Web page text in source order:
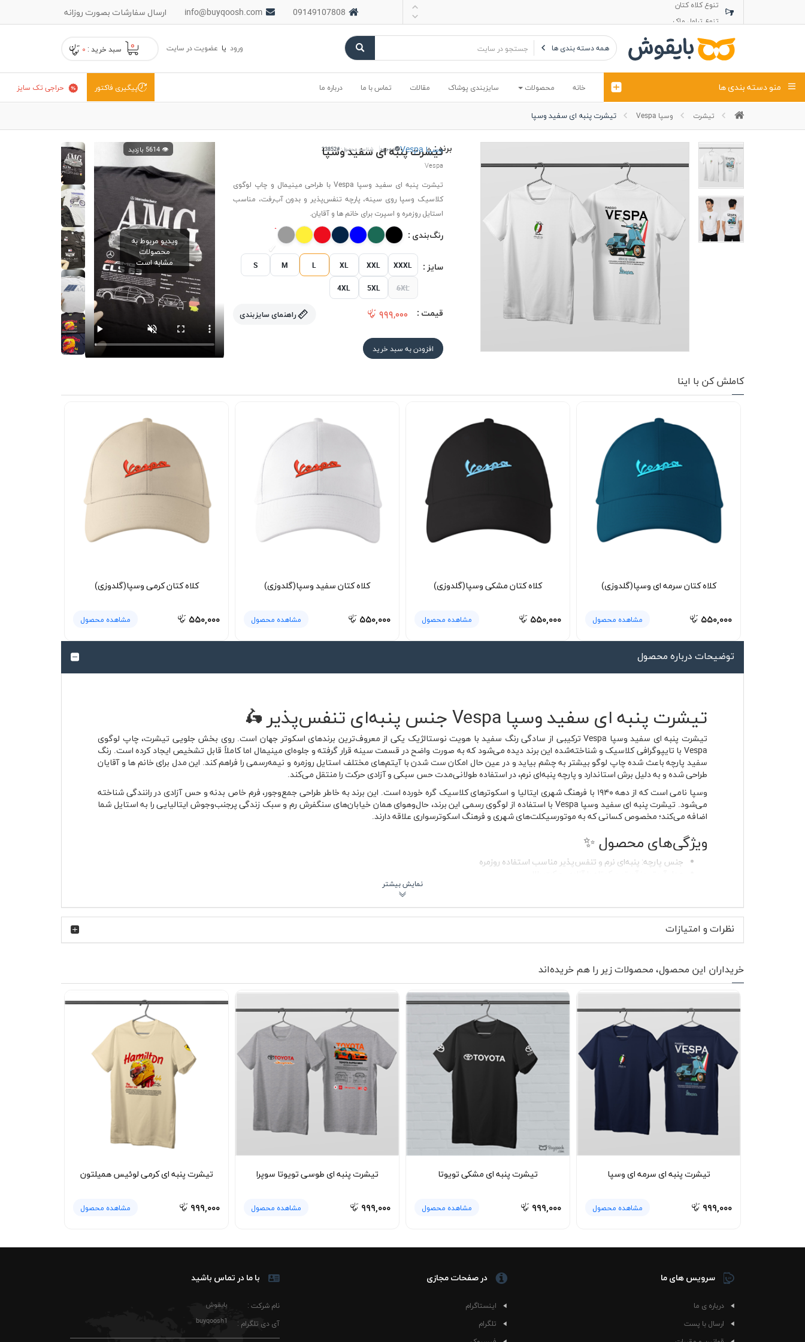
تنوع تراول ماک
تنوع کلاه پشت توری
تنوع کلاه کتان
ارسال سفارشات بصورت روزانه info@buyqoosh.com 09149107808
همه دسته بندی ها ۰ سبد خرید : ۰ ورود یا عضویت در سایت
حراجی تک سایز پیگیری فاکتور خانه محصولات سایزبندی پوشاک مقالات تماس با ما درباره ما منو دسته بندی ها
پولوشرت آستین بلند
گردنی کلاه شو
تیشرت وسپا Vespa تیشرت پنبه ای سفید وسپا
تیشرت پنبه ای سفید وسپا
Vespa
برند :وسپا Vespa موجود شناسه محصول:#23852
تیشرت پنبه ای سفید وسپا Vespa با طراحی مینیمال و چاپ لوگوی
کلاسیک وسپا روی سینه، پارچه تنفس‌پذیر و بدون آب‌رفت، مناسب
استایل روزمره و اسپرت برای خانم ها و آقایان.
رنگ‌بندی :
سایز : S M L XL XXL XXXL
4XL 5XL 6XL
قیمت : ۹۹۹,۰۰۰ راهنمای سایزبندی
افزودن به سبد خرید
👁️ 5614 بازدید
ویدیو مربوط به
محصولات
مشابه است
کاملش کن با اینا
کلاه کتان سرمه ای وسپا(گلدوزی)
۵۵۰,۰۰۰ مشاهده محصول
کلاه کتان مشکی وسپا(گلدوزی)
۵۵۰,۰۰۰ مشاهده محصول
کلاه کتان سفید وسپا(گلدوزی)
۵۵۰,۰۰۰ مشاهده محصول
کلاه کتان کرمی وسپا(گلدوزی)
۵۵۰,۰۰۰ مشاهده محصول
توضیحات درباره محصول
تیشرت پنبه ای سفید وسپا Vespa جنس پنبه‌ای تنفس‌پذیر 🛵
تیشرت پنبه ای سفید وسپا Vespa ترکیبی از سادگی رنگ سفید با هویت نوستالژیک یکی از معروف‌ترین برندهای اسکوتر جهان است. روی بخش جلویی تیشرت، چاپ لوگوی
Vespa با تایپوگرافی کلاسیک و شناخته‌شده این برند دیده می‌شود که به صورت واضح در قسمت سینه قرار گرفته و جلوه‌ای مینیمال اما کاملاً قابل تشخیص ایجاد کرده است. رنگ
سفید پارچه باعث شده چاپ لوگو بیشتر به چشم بیاید و در عین حال امکان ست شدن با آیتم‌های مختلف استایل روزمره و نیمه‌رسمی را فراهم کند. این مدل برای خانم ها و آقایان
طراحی شده و به دلیل برش استاندارد و پارچه پنبه‌ای نرم، در استفاده طولانی‌مدت حس سبکی و آزادی حرکت را منتقل می‌کند.
وسپا نامی است که از دهه ۱۹۴۰ با فرهنگ شهری ایتالیا و اسکوترهای کلاسیک گره خورده است. این برند به خاطر طراحی جمع‌وجور، فرم خاص بدنه و حس آزادی در رانندگی شناخته
می‌شود. تیشرت پنبه ای سفید وسپا Vespa با استفاده از لوگوی رسمی این برند، حال‌وهوای همان خیابان‌های سنگفرش رم و سبک زندگی پرجنب‌وجوش ایتالیایی را به استایل شما
اضافه می‌کند؛ مخصوص کسانی که به موتورسیکلت‌های شهری و فرهنگ اسکوترسواری علاقه دارند.
ویژگی‌های محصول ✨
جنس پارچه: پنبه‌ای نرم و تنفس‌پذیر مناسب استفاده روزمره
بدون پرزدهی و بدون آب‌رفت در صورت شستشوی صحیح
مناسب استایل زنانه و مردانه و استفاده مشترک
رنگ سفید خنثی و قابل ست با انواع آیتم‌های کمد لباس
به‌صورت صاف و یکدست اجرا شده و در برابر شستشوی اصولی مقاومت خوبی دارد، بدون اینکه ترک بخورد یا پوسته شود.
موارد استفاده و استایل پیشنهادی 👕
رنگ سفید این تیشرت باعث می‌شود به‌راحتی با شلوار جین آبی روشن یا تیره، شلوار مشکی اسلیم، شلوارک تابستانی یا حتی اسلش طوسی ست شود. برای یک استایل اسپرت
شهری می‌توانید آن را با کتانی سفید یا مشکی و یک ساعت مینیمال ترکیب کنید. در فصل‌های خنک‌تر، تیشرت پنبه ای سفید وسپا Vespa زیر یک کاپشن جین یا بمبر تیره جلوه
خاصی پیدا می‌کند؛ چون لوگوی روی سینه از زیر لباس رویی هم دیده می‌شود و هویت طرح را حفظ می‌کند. این مدل برای محیط‌های غیررسمی کاری، دورهمی دوستانه، پیاده‌روی
شهری یا حتی سفرهای کوتاه بسیار کاربردی است.
اگر به فرهنگ موتورسواری شهری علاقه دارید یا خاطره‌ای از اسکوترهای کلاسیک دارید، این تیشرت می‌تواند بخشی از استایل شخصی شما باشد. ترکیب آن با اکسسوری‌هایی مثل
عینک آفتابی کلاسیک یا کلاه کپ ساده، حال‌وهوای اسپرت‌تری ایجاد می‌کند. از طرفی به دلیل طراحی ساده، می‌توان آن را در استایل نیمه‌رسمی هم با یک کت تک سبک استفاده کرد.
نحوه شستشو و نگهداری 🧼
برای حفظ کیفیت پارچه و چاپ، پیشنهاد می‌شود تیشرت پنبه ای سفید وسپا Vespa را با آب سرد شستشو دهید و از شوینده‌های ملایم استفاده کنید. بهتر است لباس را پشت‌ورو
کرده و سپس داخل ماشین لباسشویی قرار دهید تا چاپ جلویی کمتر در معرض سایش باشد. از خشک‌کن با حرارت بالا استفاده نکنید تا فرم یقه و بافت پنبه‌ای دچار تغییر نشود. با
رعایت این نکات، پارچه بدون آب‌رفت باقی می‌ماند و سفیدی آن برای مدت طولانی حفظ خواهد شد.
تیشرت پنبه ای سفید وسپا Vespa با طراحی ساده اما هویت‌دار، انتخابی برای کسانی است که به جزئیات اهمیت می‌دهند و دوست دارند علاقه‌شان به دنیای Vespa را در استایل
نظرات و امتیازات
خریداران این محصول، محصولات زیر را هم خریده‌اند
تیشرت پنبه ای سرمه ای وسپا
۹۹۹,۰۰۰ مشاهده محصول
تیشرت پنبه ای مشکی تویوتا
۹۹۹,۰۰۰ مشاهده محصول
تیشرت پنبه ای طوسی تویوتا سوپرا
۹۹۹,۰۰۰ مشاهده محصول
تیشرت پنبه ای کرمی لوئیس همیلتون
۹۹۹,۰۰۰ مشاهده محصول
سرویس های ما
درباره ی ما
ارسال با پست
در صفحات مجازی
اینستاگرام
تلگرام
با ما در تماس باشید
نام شرکت :
آی دی تلگرام :
بایقوش
buyqoosh1